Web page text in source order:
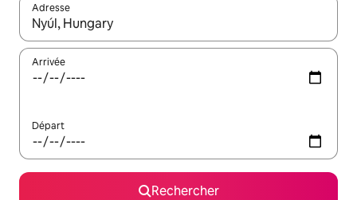
Adresse
Lorsque les résultats s'affichent, utilisez les flèches vers le
Arrivée
Départ
Rechercher